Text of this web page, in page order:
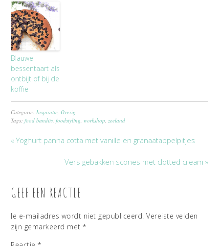
Blauwe
bessentaart als
ontbijt of bij de
koffie
Categorie:Inspiratie,Overig
Tags:food bandits,foodstyling,workshop,zeeland
« Yoghurt panna cotta met vanille en granaatappelpitjes
Vers gebakken scones met clotted cream »
GEEF EEN REACTIE
Je e-mailadres wordt niet gepubliceerd. Vereiste velden
zijn gemarkeerd met*